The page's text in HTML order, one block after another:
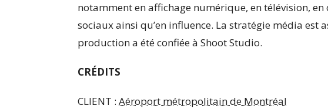
notamment en affichage numérique, en télévision,
sociaux ainsi qu’en influence. La stratégie média est
production a été confiée à Shoot Studio.
CRÉDITS
CLIENT : Aéroport métropolitain de Montréal